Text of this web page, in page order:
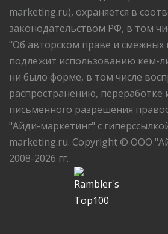
marketing.ru), охраняется в
законодательством РФ, в том
"Об авторском праве и смежных
подлежит использованию кем-
ни было форме, в том числе
распространению, переработке
письменного разрешения
"Айди-маркетинг" с
marketing.ru. Copyright © ООО
2008-2026 гг.